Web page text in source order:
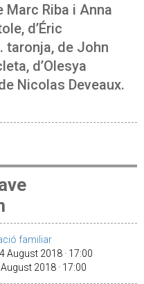
Marc Riba i Anna
d’Éric
taronja, de John
d’Olesya
Nicolas Deveaux.
familiar
August 2018 · 17:00
2018 · 17:00